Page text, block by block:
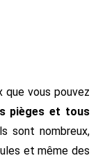
que vous pouvez
pièges et tous
sont nombreux,
et même des